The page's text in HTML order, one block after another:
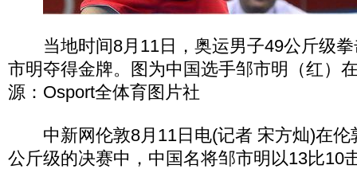
当地时间8月11日，奥运男子49公斤级拳
市明夺得金牌。图为中国选手邹市明（红）
源：Osport全体育图片社
中新网伦敦8月11日电(记者 宋方灿)在伦
公斤级的决赛中，中国名将邹市明以13比10